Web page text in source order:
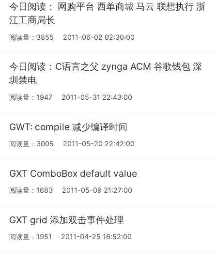
今日阅读： 网购平台 西单商城 马云 联想执行 浙
江工商局长
阅读量：3855 2011-06-02 02:30:00
今日阅读：C语言之父 zynga ACM 谷歌钱包 深
圳禁电
阅读量：1947 2011-05-31 22:43:00
GWT: compile 减少编译时间
阅读量：3005 2011-05-20 22:42:00
GXT ComboBox default value
阅读量：1683 2011-05-09 21:27:00
GXT grid 添加双击事件处理
阅读量：1951 2011-04-25 16:52:00